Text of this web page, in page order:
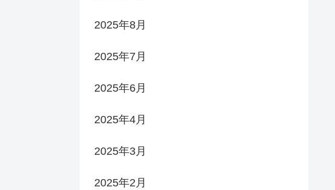
2025年8月
2025年7月
2025年6月
2025年4月
2025年3月
2025年2月